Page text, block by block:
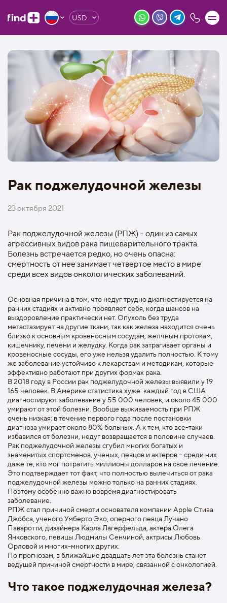
USD
Рак поджелудочной железы
23 октября 2021
Рак поджелудочной железы (РПЖ) – один из самых
агрессивных видов рака пищеварительного тракта.
Болезнь встречается редко, но очень опасна:
смертность от нее занимает четвертое место в мире
среди всех видов онкологических заболеваний.
Основная причина в том, что недуг трудно диагностируется на
ранних стадиях и активно проявляет себя, когда шансов на
выздоровление практически нет. Опухоль без труда
метастазирует на другие ткани, так как железа находится очень
близко к основным кровеносным сосудам, желчным протокам,
кишечнику, печени и желудку. Когда рак затрагивает органы и
кровеносные сосуды, его уже нельзя удалить полностью. К тому
же заболевание устойчиво к лекарствам и методикам, которые
эффективно работают при других формах рака.
В 2018 году в России рак поджелудочной железы выявили у 19
165 человек. В Америке статистика хуже: каждый год в США
диагностируют заболевание у 55 000 человек, и около 45 000
умирают от этой болезни. Вообще выживаемость при РПЖ
очень низкая: в течение первого года после постановки
диагноза умирает около 80% больных. А к тем, кто все-таки
избавился от болезни, недуг возвращается в половине случаев.
Рак поджелудочной железы сгубил многих богатых и
знаменитых спортсменов, ученых, певцов и актеров – среди них
даже те, кто мог потратить миллионы долларов на свое лечение.
Это подтверждает тот факт, что полностью вылечиться от рака
поджелудочной железы можно только на ранних стадиях.
Поэтому особенно важно вовремя диагностировать
заболевание.
РПЖ стал причиной смерти основателя компании Apple Стива
Джобса, ученого Умберто Эко, оперного певца Лучано
Паваротти, дизайнера Карла Лагерфельда, актера Олега
Янковского, певицы Людмилы Сенчиной, актрисы Любовь
Орловой и многих-многих других.
По прогнозам, в ближайшие двадцать лет эта болезнь станет
ведущей причиной смертности в мире, связанной с онкологией.
Что такое поджелудочная железа?